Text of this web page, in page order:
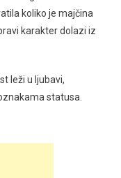
koliko je majčina
karakter dolazi iz
leži u ljubavi,
statusa.